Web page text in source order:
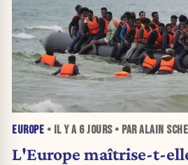
EUROPE • IL Y A 6 JOURS• PAR ALAIN
L'Europe maîtrise-t-